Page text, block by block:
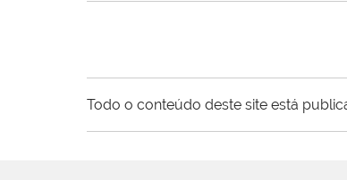
Todo o conteúdo deste site está